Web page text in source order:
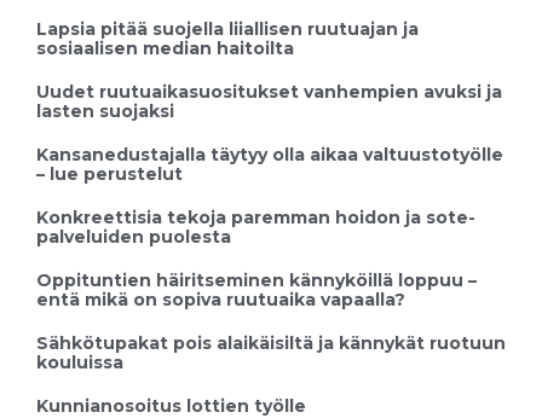
Lapsia pitää suojella liiallisen ruutuajan ja
sosiaalisen median haitoilta
Uudet ruutuaikasuositukset vanhempien avuksi ja
lasten suojaksi
Kansanedustajalla täytyy olla aikaa valtuustotyölle
– lue perustelut
Konkreettisia tekoja paremman hoidon ja sote-
palveluiden puolesta
Oppituntien häiritseminen kännyköillä loppuu –
entä mikä on sopiva ruutuaika vapaalla?
Sähkötupakat pois alaikäisiltä ja kännykät ruotuun
kouluissa
Kunnianosoitus lottien työlle